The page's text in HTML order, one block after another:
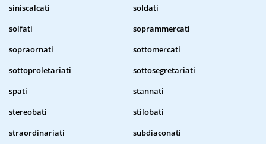
siniscalcati
soldati
solfati
soprammercati
sopraornati
sottomercati
sottoproletariati
sottosegretariati
spati
stannati
stereobati
stilobati
straordinariati
subdiaconati